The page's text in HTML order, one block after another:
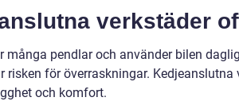
verkstäder
många pendlar och använder bilen
risken för överraskningar.
och komfort.